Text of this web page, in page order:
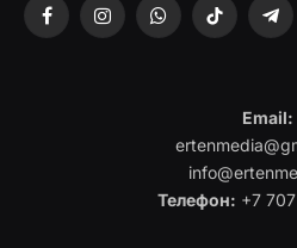
FacebookInstagramWhatsAppTikTok
Email:
Телефон: +7